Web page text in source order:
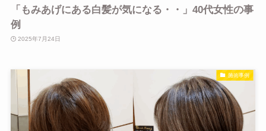
「もみあげにある白髪が気になる・・」40代女性の事
例
2025年7月24日
施術事例